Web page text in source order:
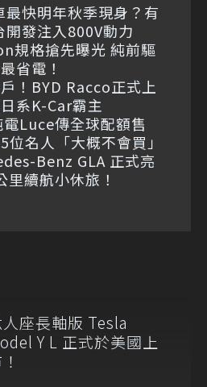
最快明年秋季現身？有
開發注入800V動力
規格搶先曝光 純前驅
省電！
！BYD Racco正式上
系K-Car霸主
Luce傳全球配額售
名人「大概不會買」
Benz GLA 正式亮
續航小休旅！
座長軸版 Tesla
Y L 正式於美國上